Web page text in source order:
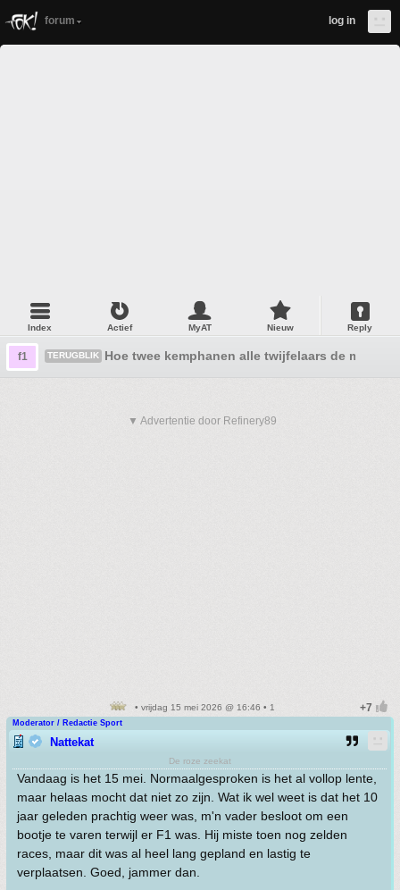
forum log in
Index Actief MyAT Nieuw Reply
f1 TERUGBLIK Hoe twee kemphanen alle twijfelaars de mond
▼ Advertentie door Refinery89
• vrijdag 15 mei 2026 @ 16:46 • 1
Moderator / Redactie Sport
Nattekat
De roze zeekat
Vandaag is het 15 mei. Normaalgesproken is het al vollop lente,
maar helaas mocht dat niet zo zijn. Wat ik wel weet is dat het 10
jaar geleden prachtig weer was, m'n vader besloot om een
bootje te varen terwijl er F1 was. Hij miste toen nog zelden
races, maar dit was al heel lang gepland en lastig te
verplaatsen. Goed, jammer dan.